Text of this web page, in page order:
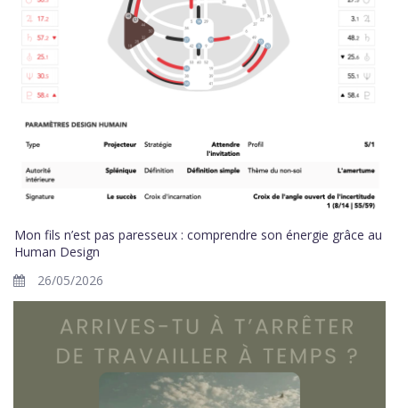
Mon fils n’est pas paresseux : comprendre son énergie grâce au
Human Design
26/05/2026